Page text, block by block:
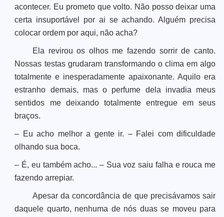
acontecer. Eu prometo que volto. Não posso deixar uma
certa insuportável por ai se achando. Alguém precisa
colocar ordem por aqui, não acha?
Ela revirou os olhos me fazendo sorrir de canto.
Nossas testas grudaram transformando o clima em algo
totalmente e inesperadamente apaixonante. Aquilo era
estranho demais, mas o perfume dela invadia meus
sentidos me deixando totalmente entregue em seus
braços.
– Eu acho melhor a gente ir. – Falei com dificuldade
olhando sua boca.
– É, eu também acho... – Sua voz saiu falha e rouca me
fazendo arrepiar.
Apesar da concordância de que precisávamos sair
daquele quarto, nenhuma de nós duas se moveu para